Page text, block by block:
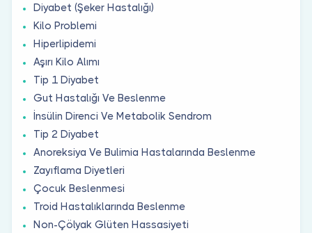
Diyabet (Şeker Hastalığı)
Kilo Problemi
Hiperlipidemi
Aşırı Kilo Alımı
Tip 1 Diyabet
Gut Hastalığı Ve Beslenme
İnsülin Direnci Ve Metabolik Sendrom
Tip 2 Diyabet
Anoreksiya Ve Bulimia Hastalarında Beslenme
Zayıflama Diyetleri
Çocuk Beslenmesi
Troid Hastalıklarında Beslenme
Non-Çölyak Glüten Hassasiyeti